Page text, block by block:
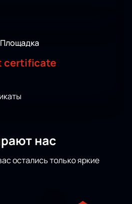
Площадка
certificate
нас
остались только яркие